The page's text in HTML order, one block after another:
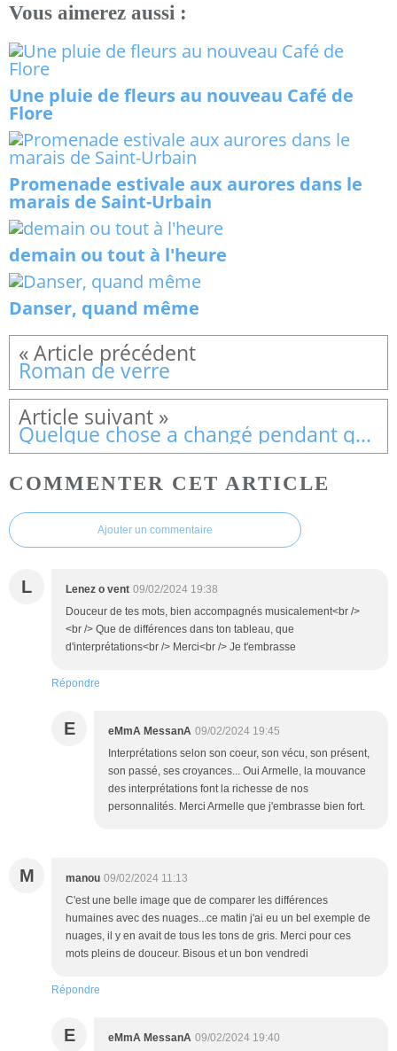
Vous aimerez aussi :
Une pluie de fleurs au nouveau Café de
Flore
Promenade estivale aux aurores dans le
marais de Saint-Urbain
demain ou tout à l'heure
Danser, quand même
Roman de verre
Quelque chose a changé pendant que nous passions
COMMENTER CET ARTICLE
Ajouter un commentaire
L Lenez o vent 09/02/2024 19:38
Douceur de tes mots, bien accompagnés musicalement<br />
<br /> Que de différences dans ton tableau, que
d'interprétations<br /> Merci<br /> Je t'embrasse
Répondre
E eMmA MessanA 09/02/2024 19:45
Interprétations selon son coeur, son vécu, son présent,
son passé, ses croyances... Oui Armelle, la mouvance
des interprétations font la richesse de nos
personnalités. Merci Armelle que j'embrasse bien fort.
M manou 09/02/2024 11:13
C'est une belle image que de comparer les différences
humaines avec des nuages...ce matin j'ai eu un bel exemple de
nuages, il y en avait de tous les tons de gris. Merci pour ces
mots pleins de douceur. Bisous et un bon vendredi
Répondre
E eMmA MessanA 09/02/2024 19:40